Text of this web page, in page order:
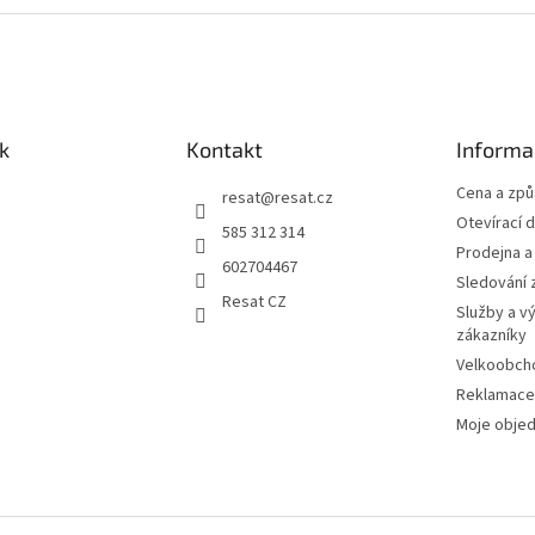
Kontakt
resat@resat.cz
585 312 314
602704467
Resat CZ
Cena a
Otevírací
Prodejna
Sledování
Služby a
zákazníky
Reklamace
Moje